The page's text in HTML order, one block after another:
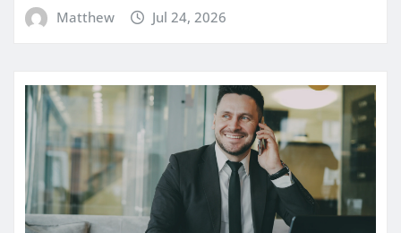
Matthew Jul 24, 2026